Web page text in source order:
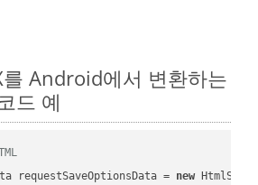
Android에서 변환하는
드 예
requestSaveOptionsData = new